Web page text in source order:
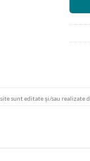
sunt editate și/sau realizate